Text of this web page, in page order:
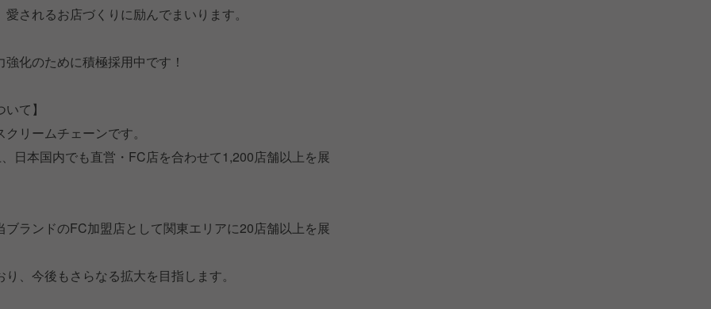
されるお店づくりに励んでまいります。
化のために積極採用中です！
て】
リームチェーンです。
日本国内でも直営・FC店を合わせて1,200店舗以上を展
ランドのFC加盟店として関東エリアに20店舗以上を展
、今後もさらなる拡大を目指します。